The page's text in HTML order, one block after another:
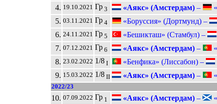
4. 19.10.2021 Гр3 «Аякс» (Амстердам)–
5. 03.11.2021 Гр4
«Боруссия» (Дортмунд) –
6. 24.11.2021 Гр5 «Бешикташ» (Стамбул) –
7. 07.12.2021 Гр6 «Аякс» (Амстердам)–
8. 23.02.2022 1/8I «Бенфика» (Лиссабон) –
9. 15.03.2022 1/8II «Аякс» (Амстердам)–
2022/23
10. 07.09.2022 Гр1 «Аякс» (Амстердам)–